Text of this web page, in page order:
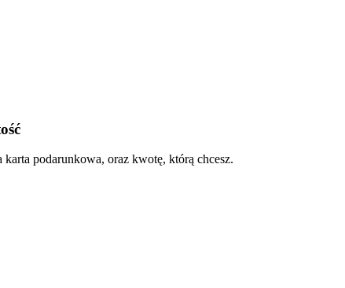
karta podarunkowa, oraz kwotę, którą chcesz.